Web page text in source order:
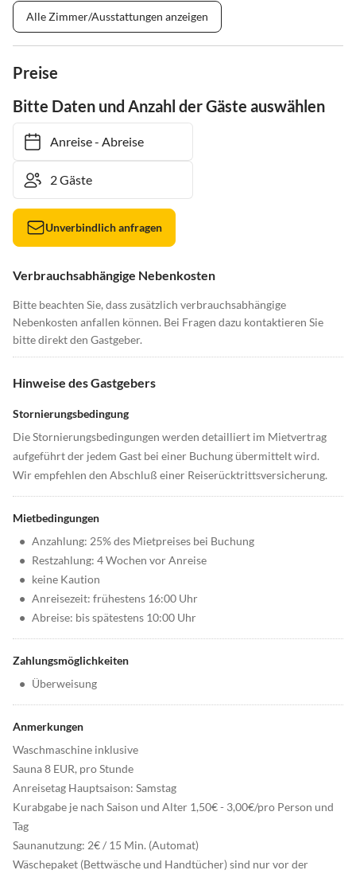
Alle Zimmer/Ausstattungen anzeigen
Preise
Bitte Daten und Anzahl der Gäste auswählen
Anreise- Abreise
Unverbindlich anfragen
Verbrauchsabhängige Nebenkosten
Bitte beachten Sie, dass zusätzlich verbrauchsabhängige
Nebenkosten anfallen können. Bei Fragen dazu kontaktieren Sie
bitte direkt den Gastgeber.
Hinweise des Gastgebers
Stornierungsbedingung
Die Stornierungsbedingungen werden detailliert im Mietvertrag
aufgeführt der jedem Gast bei einer Buchung übermittelt wird.
Wir empfehlen den Abschluß einer Reiserücktrittsversicherung.
Mietbedingungen
• Anzahlung: 25% des Mietpreises bei Buchung
• Restzahlung: 4 Wochen vor Anreise
• keine Kaution
• Anreisezeit: frühestens 16:00 Uhr
• Abreise: bis spätestens 10:00 Uhr
Zahlungsmöglichkeiten
• Überweisung
Anmerkungen
Waschmaschine inklusive
Sauna 8 EUR, pro Stunde
Anreisetag Hauptsaison: Samstag
Kurabgabe je nach Saison und Alter 1,50€ - 3,00€/pro Person und
Tag
Saunanutzung: 2€ / 15 Min. (Automat)
Wäschepaket (Bettwäsche und Handtücher) sind nur vor der